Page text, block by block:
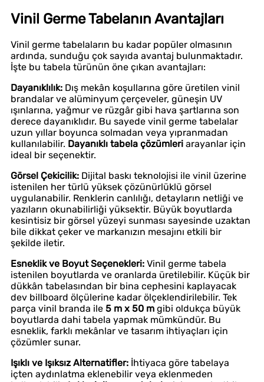
Vinil Germe Tabelanın Avantajları
Vinil germe tabelaların bu kadar popüler olmasının
ardında, sunduğu çok sayıda avantaj bulunmaktadır.
İşte bu tabela türünün öne çıkan avantajları:
Dayanıklılık: Dış mekân koşullarına göre üretilen vinil
brandalar ve alüminyum çerçeveler, güneşin UV
ışınlarına, yağmur ve rüzgâr gibi hava şartlarına son
derece dayanıklıdır. Bu sayede vinil germe tabelalar
uzun yıllar boyunca solmadan veya yıpranmadan
kullanılabilir. Dayanıklı tabela çözümleri arayanlar için
ideal bir seçenektir.
Görsel Çekicilik: Dijital baskı teknolojisi ile vinil üzerine
istenilen her türlü yüksek çözünürlüklü görsel
uygulanabilir. Renklerin canlılığı, detayların netliği ve
yazıların okunabilirliği yüksektir. Büyük boyutlarda
kesintisiz bir görsel yüzeyi sunması sayesinde uzaktan
bile dikkat çeker ve markanızın mesajını etkili bir
şekilde iletir.
Esneklik ve Boyut Seçenekleri: Vinil germe tabela
istenilen boyutlarda ve oranlarda üretilebilir. Küçük bir
dükkân tabelasından bir bina cephesini kaplayacak
dev billboard ölçülerine kadar ölçeklendirilebilir. Tek
parça vinil branda ile 5 m x 50 m gibi oldukça büyük
boyutlarda dahi tabela yapmak mümkündür. Bu
esneklik, farklı mekânlar ve tasarım ihtiyaçları için
çözümler sunar.
Işıklı ve Işıksız Alternatifler: İhtiyaca göre tabelaya
içten aydınlatma eklenebilir veya eklenmeden